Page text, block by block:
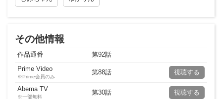
その他情報
作品通番 第92話
Prime Video
※Prime会員のみ
第88話 視聴する
Abema TV
※一部無料
第30話 視聴する